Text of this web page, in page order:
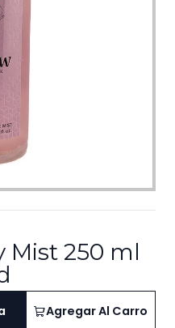
Mist 250 ml
Agregar Al Carro